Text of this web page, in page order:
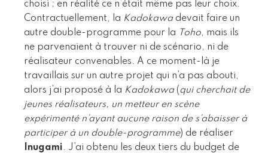
choisi ; en réalité ce n’était même pas leur choix.
Contractuellement, la Kadokawadevait faire un
autre double-programme pour la Toho, mais ils
ne parvenaient à trouver ni de scénario, ni de
réalisateur convenables. A ce moment-là je
travaillais sur un autre projet qui n’a pas abouti,
alors j’ai proposé à la Kadokawa(qui cherchait de
jeunes réalisateurs, un metteur en scène
expérimenté n’ayant aucune raison de s’abaisser à
participer à un double-programme) de réaliser
Inugami. J’ai obtenu les deux tiers du budget de